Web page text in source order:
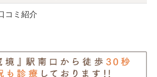
コミ紹介